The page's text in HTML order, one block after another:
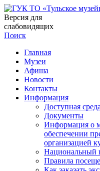
Версия для
слабовидящих
Поиск
Главная
Музеи
Афиша
Новости
Контакты
Информация
Доступная среда
Документы
Информация о
обеспечении
организацией
Национальный
Правила